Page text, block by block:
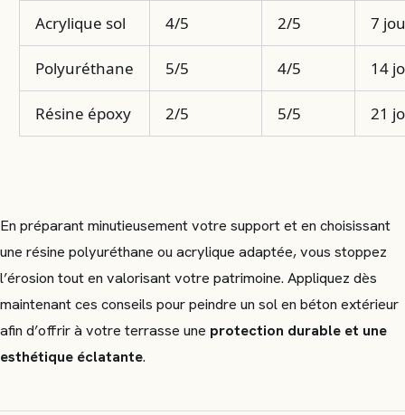
Acrylique sol 4/5 2/5 7
Polyuréthane 5/5 4/5 14
Résine époxy 2/5 5/5 21
En préparant minutieusement votre support et en choisissant
une résine polyuréthane ou acrylique adaptée, vous stoppez
l’érosion tout en valorisant votre patrimoine. Appliquez dès
maintenant ces conseils pour peindre un sol en béton extérieur
afin d’offrir à votre terrasse une protection durable et une
esthétique éclatante.